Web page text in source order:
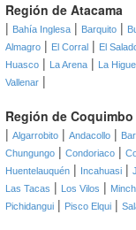
Región de Atacama
| Bahía Inglesa | Barquito |
Almagro | El Corral | El
Huasco | La Arena | La
Vallenar |
Región de Coquimbo
| Algarrobito | Andacollo |
Chungungo | Condoriaco |
Huentelauquén | Incahuasi |
Las Tacas | Los Vilos |
Pichidangui | Pisco Elqui |